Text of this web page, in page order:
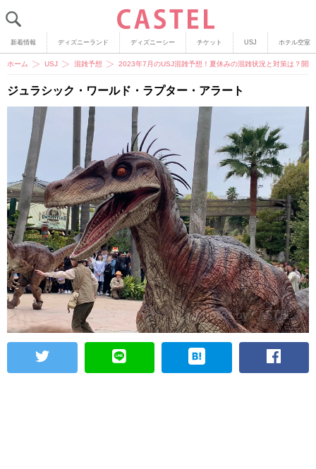
新着情報 ディズニーランド ディズニーシー チケット USJ ホテル空室
ホーム USJ 混雑予想 2023年7月のUSJ混雑予想！夏休みの混雑状況と対策は？開
ジュラシック・ワールド・ラプター・アラート